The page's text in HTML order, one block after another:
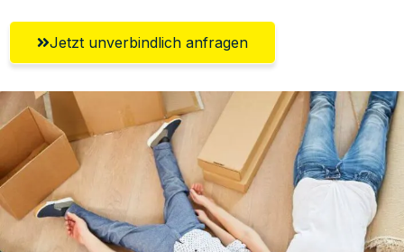
Jetzt unverbindlich anfragen